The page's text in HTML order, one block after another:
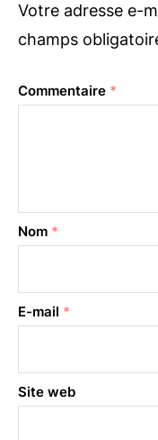
Votre adresse e-
champs
Commentaire *
Nom *
E-mail *
Site web